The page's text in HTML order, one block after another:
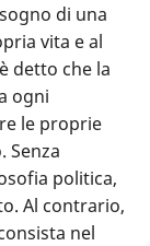
di una
vita e al
detto che la
ogni
le proprie
Senza
politica,
Al contrario,
nel